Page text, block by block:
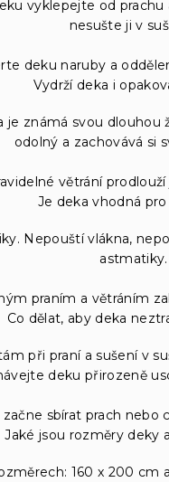
vyklepejte od
nesušte ji v
deku naruby a
Vydrží deka i
je známá svou
odolný a zachovává si
větrání
Je deka vhodná
Nepouští vlákna,
astmatiky.
praním a větráním
Co dělat, aby deka
při praní a sušení v
deku přirozeně
sbírat prach nebo
Jaké jsou rozměry deky
160 x 200 cm